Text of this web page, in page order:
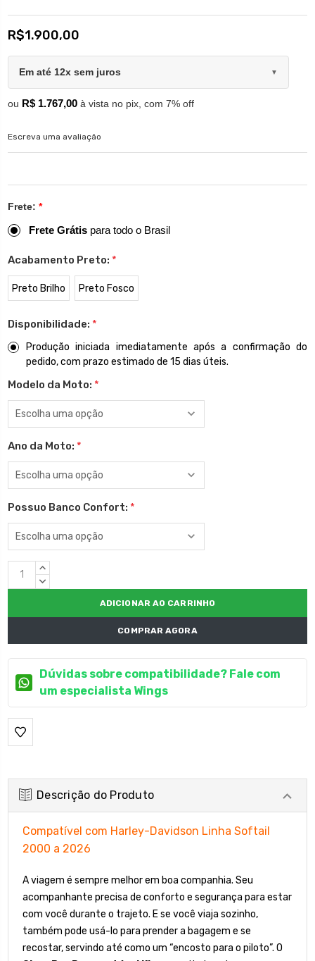
R$1.900,00
Em até 12x sem juros ▼
ou R$ 1.767,00 à vista no pix, com 7% off
Escreva uma avaliação
Frete: *
Frete Grátis para todo o Brasil
Acabamento Preto: *
Preto Brilho Preto Fosco
Disponibilidade: *
Produção iniciada imediatamente após a confirmação do
pedido, com prazo estimado de 15 dias úteis.
Modelo da Moto: *
Ano da Moto: *
Possuo Banco Confort: *
EstoqueQUANTIDADE
CRESCENTE:
QUANTIDADE
COMPRAR AGORA
Dúvidas sobre compatibilidade? Fale com
um especialista Wings
Descrição do Produto
Compatível com Harley-Davidson Linha Softail
2000 a 2026
A viagem é sempre melhor em boa companhia. Seu
acompanhante precisa de conforto e segurança para estar
com você durante o trajeto. E se você viaja sozinho,
também pode usá-lo para prender a bagagem e se
recostar, servindo até como um “encosto para o piloto”. O